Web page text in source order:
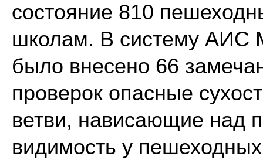
состояние 810
школам. В систему
было внесено 66
проверок опасные
ветви, нависающие над
видимость у